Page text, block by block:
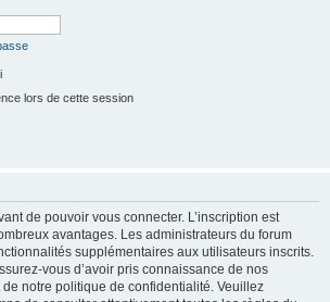
lors de cette session
de pouvoir vous connecter. L’inscription est
avantages. Les administrateurs du forum
supplémentaires aux utilisateurs inscrits.
vous d’avoir pris connaissance de nos
de notre politique de confidentialité. Veuillez